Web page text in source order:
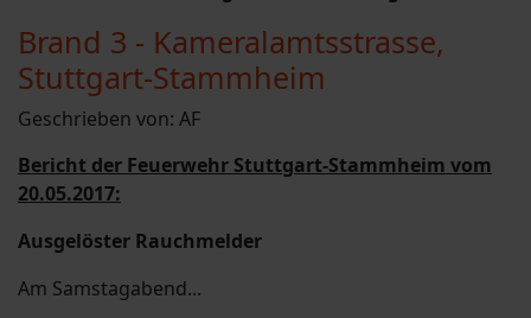
Brand 3 - Kameralamtsstrasse,
Stuttgart-Stammheim
Geschrieben von: AF
Bericht der Feuerwehr Stuttgart-Stammheim vom
20.05.2017:
Ausgelöster Rauchmelder
Am Samstagabend...